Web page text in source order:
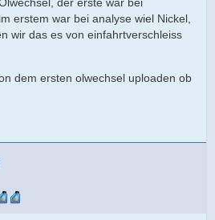
erstem war bei analyse wiel Nickel,
wir das es von einfahrtverschleiss
dem ersten olwechsel uploaden ob